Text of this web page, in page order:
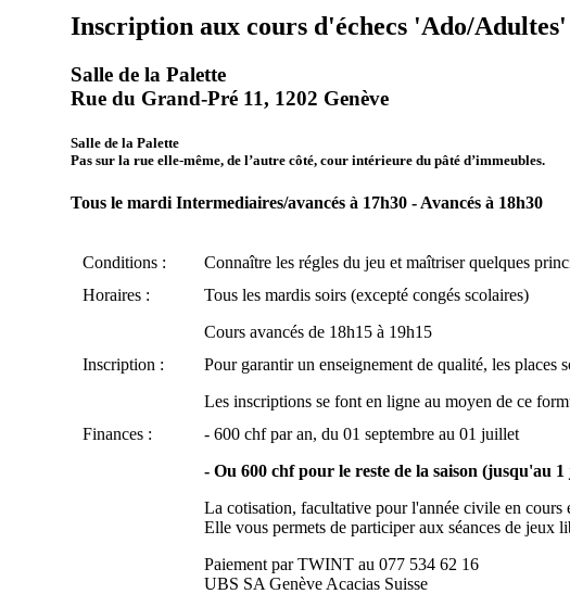
Inscription aux cours d'échecs 'Ado/Adultes'
Salle de la Palette
Rue du Grand-Pré 11, 1202 Genève
Salle de la Palette
Pas sur la rue elle-même, de l’autre côté, cour intérieure du pâté d’immeubles.
Tous le mardi Intermediaires/avancés à 17h30 - Avancés à 18h30
Conditions :
Connaître les régles du jeu et maîtriser quelques
Horaires :
Tous les mardis soirs (excepté congés scolaires)
Cours avancés de 18h15 à 19h15
Inscription :
Pour garantir un enseignement de qualité, les places
Les inscriptions se font en ligne au moyen de ce
Finances :
- 600 chf par an, du 01 septembre au 01 juillet
- Ou 600 chf pour le reste de la saison (jusqu'au
La cotisation, facultative pour l'année civile en cours
Elle vous permets de participer aux séances de jeux
Paiement par TWINT au 077 534 62 16
UBS SA Genève Acacias Suisse